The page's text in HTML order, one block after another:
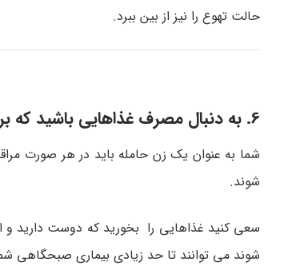
حالت تهوع را نیز از بین ببرد.
6. به دنبال مصرف غذاهایی باشید که برای شما مفید باشند
شما به عنوان یک زن حامله باید در هر صورت
شوند.
سعی کنید غذاهایی را بخورید که دوست دارید
شوند می توانند تا حد زیادی بیماری صبحگاهی